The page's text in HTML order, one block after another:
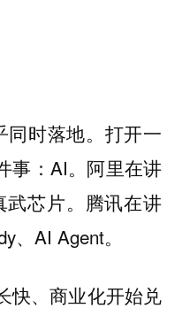
同时落地。打开一
事：AI。阿里在讲
武芯片。腾讯在讲
、AI Agent。
快、商业化开始兑